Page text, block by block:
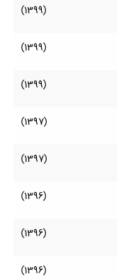
(1399)
(1399)
(1399)
(1397)
(1397)
(1396)
(1396)
(1396)